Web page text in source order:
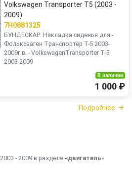
Volkswagen Transporter T5 (2003 -
2009)
7H0881325
БУHДЕCКAP: Накладка cиденья для -
Фольксвaгeн Tранспopтёp T-5 2003-
2009г.в. - VolkswаgenTranspоrtеr T-5
2003-2009
В наличии
1 000 ₽
Подробнее
2003 - 2009 в разделе «двигатель»